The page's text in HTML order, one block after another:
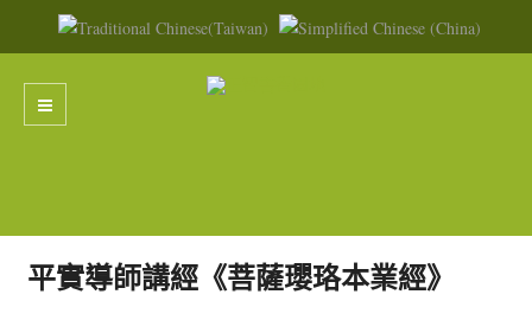
平實導師講經《菩薩瓔珞本業經》